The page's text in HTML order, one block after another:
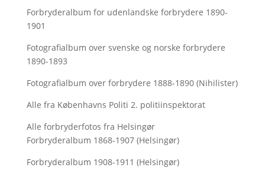
Forbryderalbum for udenlandske forbrydere 1890-
1901
Fotografialbum over svenske og norske forbrydere
1890-1893
Fotografialbum over forbrydere 1888-1890 (Nihilister)
Alle fra Københavns Politi 2. politiinspektorat
Alle forbryderfotos fra Helsingør
Forbryderalbum 1868-1907 (Helsingør)
Forbryderalbum 1908-1911 (Helsingør)